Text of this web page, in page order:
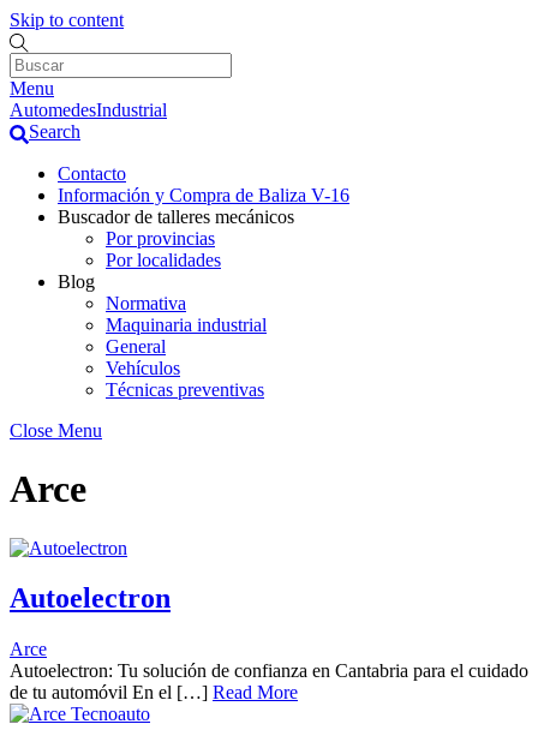
Skip to content
Menu
AutomedesIndustrial
Search
Contacto
Información y Compra de Baliza V-16
Buscador de talleres mecánicos
Por provincias
Por localidades
Blog
Normativa
Maquinaria industrial
General
Vehículos
Técnicas preventivas
Close Menu
Arce
Autoelectron
Arce
Autoelectron: Tu solución de confianza en Cantabria para el cuidado
de tu automóvil En el […] Read More